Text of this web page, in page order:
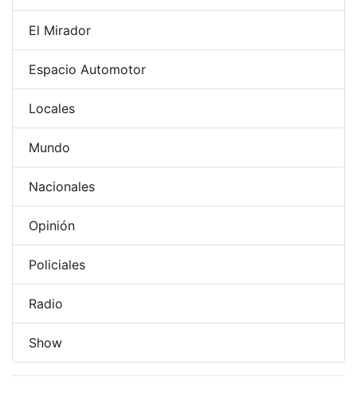
El Mirador
Espacio Automotor
Locales
Mundo
Nacionales
Opinión
Policiales
Radio
Show